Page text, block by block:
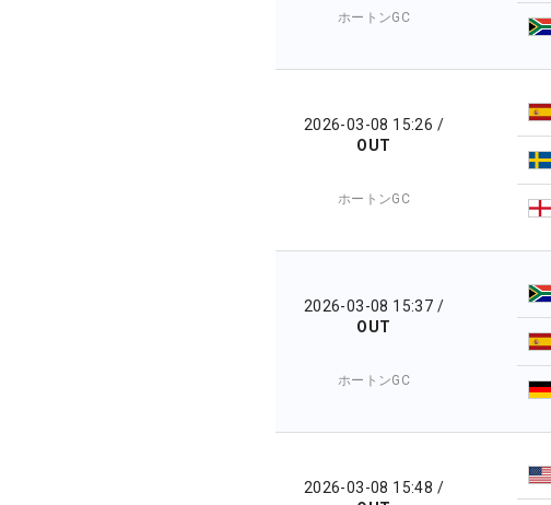
ホートンGC
2026-03-08 15:26 /
OUT
ホートンGC
2026-03-08 15:37 /
OUT
ホートンGC
2026-03-08 15:48 /